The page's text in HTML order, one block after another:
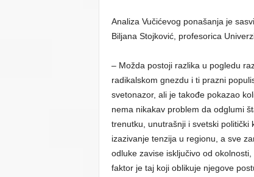
Analiza Vučićevog ponašanja je
Biljana Stojković, profesorica
– Možda postoji razlika u pogledu
radikalskom gnezdu i ti prazni
svetonazor, ali je takođe pokazao
nema nikakav problem da odglumi
trenutku, unutrašnji i svetski
izazivanje tenzija u regionu, a sve
odluke zavise isključivo od
faktor je taj koji oblikuje njegove